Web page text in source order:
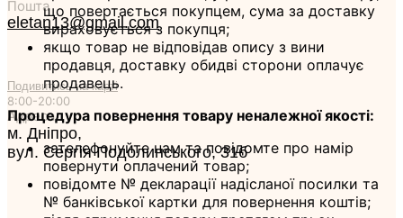
Пошта
eletan13@gmail.com
Подивитись на карті
8:00-20:00
Адреса
м. Дніпро,
вул. Сергія Подолинського, 31б
що повертається покупцем, сума за доставку
вираховується з покупця;
якщо товар не відповідав опису з вини
продавця, доставку обидві сторони оплачує
продавець.
Процедура повернення товару неналежної якості:
зателефонуйте нам та повідомте про намір
повернути оплачений товар;
повідомте № декларації надісланої посилки та
№ банківської картки для повернення коштів;